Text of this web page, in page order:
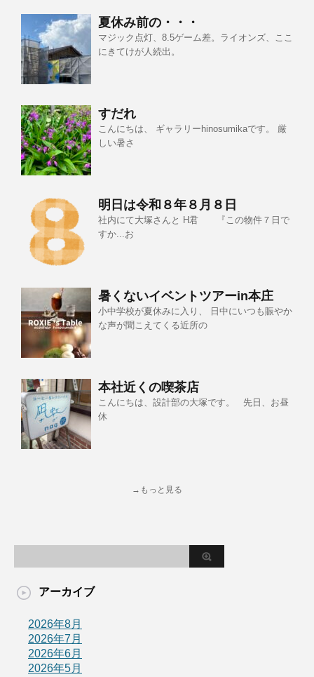
夏休み前の・・・
マジック点灯、8.5ゲーム差。ライオンズ、ここ
にきてけが人続出。
すだれ
こんにちは、 ギャラリーhinosumikaです。 厳
しい暑さ
明日は令和８年８月８日
社内にて大塚さんと H君 『この物件７日で
すか...お
暑くないイベントツアーin本庄
小中学校が夏休みに入り、 日中にいつも賑やか
な声が聞こえてくる近所の
本社近くの喫茶店
こんにちは、設計部の大塚です。 先日、お昼
休
→もっと見る
アーカイブ
2026年8月
2026年7月
2026年6月
2026年5月